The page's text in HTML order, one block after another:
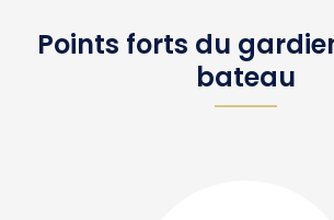
Points forts du
bateau